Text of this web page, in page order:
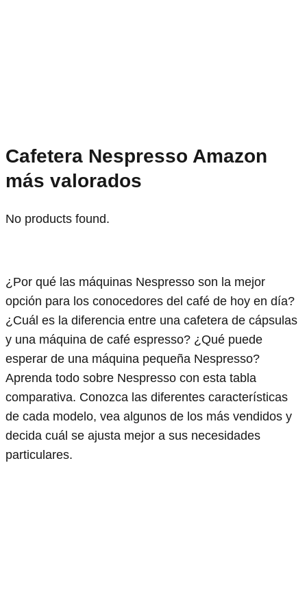
Cafetera Nespresso Amazon
más valorados
No products found.
¿Por qué las máquinas Nespresso son la mejor
opción para los conocedores del café de hoy en día?
¿Cuál es la diferencia entre una cafetera de cápsulas
y una máquina de café espresso? ¿Qué puede
esperar de una máquina pequeña Nespresso?
Aprenda todo sobre Nespresso con esta tabla
comparativa. Conozca las diferentes características
de cada modelo, vea algunos de los más vendidos y
decida cuál se ajusta mejor a sus necesidades
particulares.